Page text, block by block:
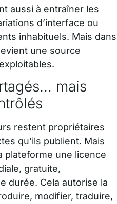
aussi à entraîner les
d’interface ou
inhabituels. Mais dans
une source
mais
restent propriétaires
qu’ils publient. Mais
plateforme une licence
gratuite,
durée. Cela autorise la
modifier, traduire,